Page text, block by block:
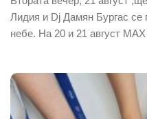
Лидия и Dj Дамян Бургас се
небе. На 20 и 21 август